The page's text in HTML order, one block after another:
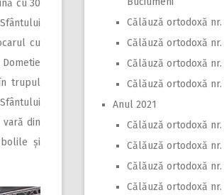
cu 30
cu
trupul
din
și
Călăuză ortodoxă nr.
Călăuză ortodoxă nr.
Călăuză ortodoxă
Călăuză ortodoxă nr.
Anul 2021
Călăuză ortodoxă nr.
Călăuză ortodoxă nr.
Călăuză ortodoxă nr.
Călăuză ortodoxă nr.